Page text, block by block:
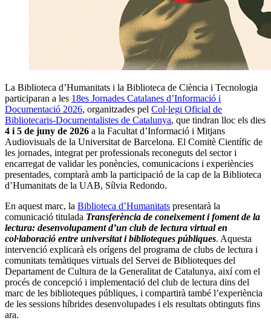
La Biblioteca d’Humanitats i la Biblioteca de Ciència i Tecnologia
participaran a les 18es Jornades Catalanes d’Informació i
Documentació 2026, organitzades pel Col·legi Oficial de
Bibliotecaris-Documentalistes de Catalunya, que tindran lloc els dies
4 i 5 de juny de 2026 a la Facultat d’Informació i Mitjans
Audiovisuals de la Universitat de Barcelona. El Comitè Científic de
les jornades, integrat per professionals reconeguts del sector i
encarregat de validar les ponències, comunicacions i experiències
presentades, comptarà amb la participació de la cap de la Biblioteca
d’Humanitats de la UAB, Sílvia Redondo.
En aquest marc, la Biblioteca d’Humanitats presentarà la
comunicació titulada Transferència de coneixement i foment de la
lectura: desenvolupament d’un club de lectura virtual en
col·laboració entre universitat i biblioteques públiques. Aquesta
intervenció explicarà els orígens del programa de clubs de lectura i
comunitats temàtiques virtuals del Servei de Biblioteques del
Departament de Cultura de la Generalitat de Catalunya, així com el
procés de concepció i implementació del club de lectura dins del
marc de les biblioteques públiques, i compartirà també l’experiència
de les sessions híbrides desenvolupades i els resultats obtinguts fins
ara.